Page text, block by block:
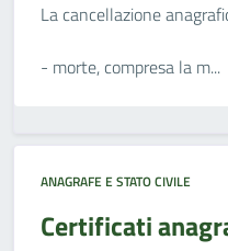
La cancellazione
- morte, compresa la m...
ANAGRAFE E STATO CIVILE
Certificati